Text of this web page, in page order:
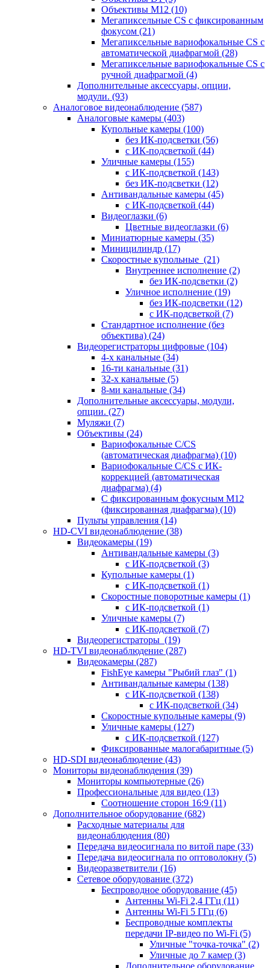
Объективы M12 (10)
Мегапиксельные CS c фиксированным
фокусом (21)
Мегапиксельные вариофокальные CS c
автоматической диафрагмой (28)
Мегапиксельные вариофокальные CS c
ручной диафрагмой (4)
Дополнительные аксессуары, опции,
модули. (93)
Аналоговое видеонаблюдение (587)
Аналоговые камеры (403)
Купольные камеры (100)
без ИК-подсветки (56)
с ИК-подсветкой (44)
Уличные камеры (155)
с ИК-подсветкой (143)
без ИК-подсветки (12)
Антивандальные камеры (45)
с ИК-подсветкой (44)
Видеоглазки (6)
Цветные видеоглазки (6)
Миниатюрные камеры (35)
Миницилиндр (17)
Скоростные купольные (21)
Внутреннее исполнение (2)
без ИК-подсветки (2)
Уличное исполнение (19)
без ИК-подсветки (12)
с ИК-подсветкой (7)
Стандартное исполнение (без
объектива) (24)
Видеорегистраторы цифровые (104)
4-х канальные (34)
16-ти канальные (31)
32-х канальные (5)
8-ми канальные (34)
Дополнительные аксессуары, модули,
опции. (27)
Муляжи (7)
Объективы (24)
Вариофокальные C/CS
(автоматическая диафрагма) (10)
Вариофокальные C/CS с ИК-
коррекцией (автоматическая
диафрагма) (4)
С фиксированным фокусным М12
(фиксированная диафрагма) (10)
Пульты управления (14)
HD-CVI видеонаблюдение (38)
Видеокамеры (19)
Антивандальные камеры (3)
с ИК-подсветкой (3)
Купольные камеры (1)
с ИК-подсветкой (1)
Скоростные поворотные камеры (1)
с ИК-подсветкой (1)
Уличные камеры (7)
с ИК-подсветкой (7)
Видеорегистраторы (19)
HD-TVI видеонаблюдение (287)
Видеокамеры (287)
FishEye камеры "Рыбий глаз" (1)
Антивандальные камеры (138)
с ИК-подсветкой (138)
с ИК-подсветкой (34)
Скоростные купольные камеры (9)
Уличные камеры (127)
с ИК-подсветкой (127)
Фиксированные малогабаритные (5)
HD-SDI видеонаблюдение (43)
Мониторы видеонаблюдения (39)
Мониторы компьютерные (26)
Профессиональные для видео (13)
Соотношение сторон 16:9 (11)
Дополнительное оборудование (682)
Расходные материалы для
видеонаблюдения (80)
Передача видеосигнала по витой паре (33)
Передача видеосигнала по оптоволокну (5)
Видеоразветвители (16)
Сетевое оборудование (372)
Беспроводное оборудование (45)
Антенны Wi-Fi 2,4 ГГц (11)
Антенны Wi-Fi 5 ГГц (6)
Беспроводные комплекты
передачи IP-видео по Wi-Fi (5)
Уличные "точка-точка" (2)
Уличные до 7 камер (3)
Дополнительное оборудование